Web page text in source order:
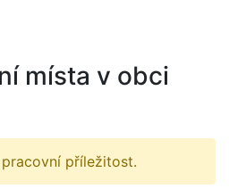
místa v obci
příležitost.